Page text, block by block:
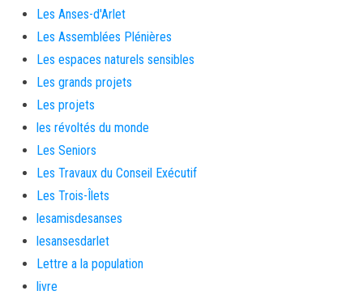
Les Anses-d'Arlet
Les Assemblées Plénières
Les espaces naturels sensibles
Les grands projets
Les projets
les révoltés du monde
Les Seniors
Les Travaux du Conseil Exécutif
Les Trois-Îlets
lesamisdesanses
lesansesdarlet
Lettre a la population
livre